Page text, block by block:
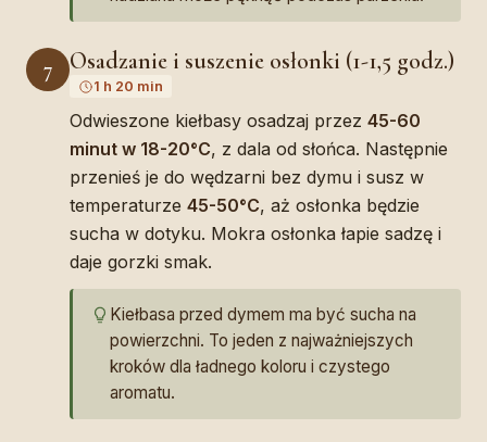
7 Osadzanie i suszenie osłonki (1-1,5 godz.)
1 h 20 min
Odwieszone kiełbasy osadzaj przez 45-60
minut w 18-20°C, z dala od słońca. Następnie
przenieś je do wędzarni bez dymu i susz w
temperaturze 45-50°C, aż osłonka będzie
sucha w dotyku. Mokra osłonka łapie sadzę i
daje gorzki smak.
Kiełbasa przed dymem ma być sucha na
powierzchni. To jeden z najważniejszych
kroków dla ładnego koloru i czystego
aromatu.